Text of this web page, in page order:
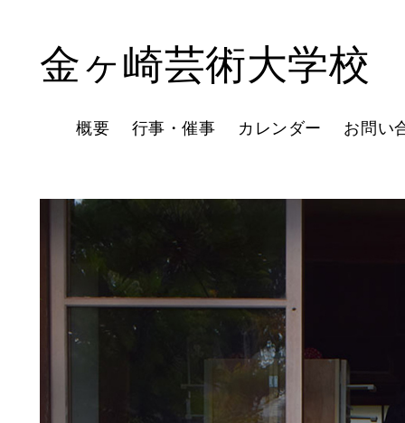
金ヶ崎芸術大学校
概要 行事・催事 カレンダー お問い